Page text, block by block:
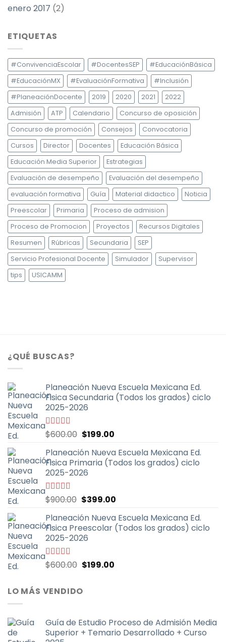
enero 2017 (2)
ETIQUETAS
#ConvivenciaEscolar #DocentesSEP
#EducaciónBásica
#EducaciónMX
#EvaluaciónFormativa
#Inclusión
#PlaneaciónDocente
2019 2020 2021
2022
Admisión
ATP Calendario
Concurso de oposición
Concurso de promoción
Consejos
Convocatoria
Cursos
Director Docentes
Educación Básica
Educación Media Superior
Estrategias
Evaluación de desempeño
Evaluación del desempeño
evaluación formativa
Guía Material didactico
Noticia
Preescolar
Primaria
Proceso de admision
Proceso de Promocion
Proyectos
Recursos Digitales
Resumen
Rúbricas Secundaria
SEP
Servicio Profesional Docente
Simulador
Supervisor
tips
USICAMM
¿QUÉ BUSCAS?
Planeación Nueva Escuela Mexicana Ed.
Fisica Secundaria (Todos los grados) ciclo
2025-2026
Valorado
5
$600.00 El
original
era:
$600.00.
$199.00El
actual
es:
Planeación Nueva Escuela Mexicana Ed.
Fisica Primaria (Todos los grados) ciclo
2025-2026
Valorado
5
$900.00 El
original
era:
$900.00.
$399.00El
actual
es:
Planeación Nueva Escuela Mexicana Ed.
Fisica Preescolar (Todos los grados) ciclo
2025-2026
Valorado
$600.00 El
original
era:
$199.00El
LO MÁS VENDIDO
Guía de Estudio Proceso de Admisión Media
Superior + Temario Desarrollado + Curso